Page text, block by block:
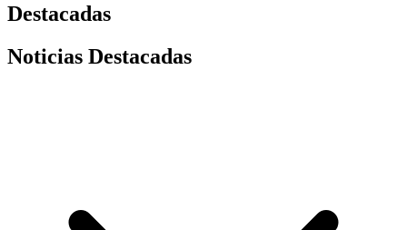
Destacadas
Noticias Destacadas